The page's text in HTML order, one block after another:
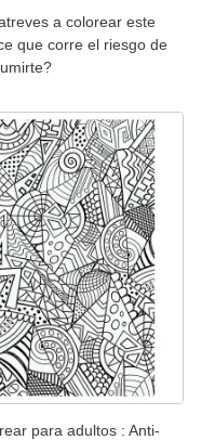
a colorear este
que corre el riesgo de
para adultos : Anti-